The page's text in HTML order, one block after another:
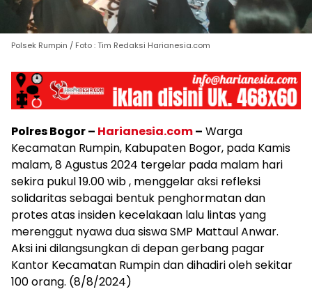
Polsek Rumpin / Foto : Tim Redaksi Harianesia.com
Polres Bogor – Harianesia.com– Warga
Kecamatan Rumpin, Kabupaten Bogor, pada Kamis
malam, 8 Agustus 2024 tergelar pada malam hari
sekira pukul 19.00 wib , menggelar aksi refleksi
solidaritas sebagai bentuk penghormatan dan
protes atas insiden kecelakaan lalu lintas yang
merenggut nyawa dua siswa SMP Mattaul Anwar.
Aksi ini dilangsungkan di depan gerbang pagar
Kantor Kecamatan Rumpin dan dihadiri oleh sekitar
100 orang. (8/8/2024)